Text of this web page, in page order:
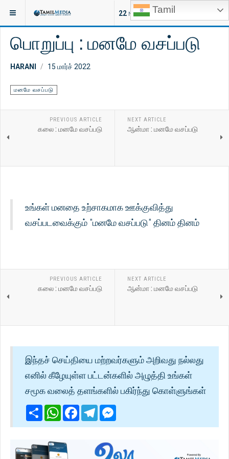
Tamil
22 NEW ARTICLES
இருக்குமிடம்: ஆன்மீகம் மனமே வசப்படு
பொறுப்பு : மனமே வசப்படு
HARANI 15 மார்ச் 2022
மனமே வசப்படு
PREVIOUS ARTICLE
கலை : மனமே வசப்படு
NEXT ARTICLE
ஆன்மா : மனமே வசப்படு
உங்கள் மனதை உற்சாகமாக ஊக்குவித்து
வசப்படவைக்கும் "மனமே வசப்படு" தினம் தினம்
PREVIOUS ARTICLE
கலை : மனமே வசப்படு
NEXT ARTICLE
ஆன்மா : மனமே வசப்படு
இந்தச் செய்தியை மற்றவர்களும் அறிவது நல்லது
எனில் கீழேயுள்ள பட்டன்களில் அழுத்தி உங்கள்
சமூக வலைத் தளங்களில் பகிர்ந்து கொள்ளுங்கள்
ShareWhatsApp
Facebook
Telegram